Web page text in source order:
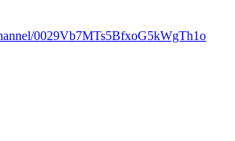
0029Vb7MTs5BfxoG5kWgTh1o